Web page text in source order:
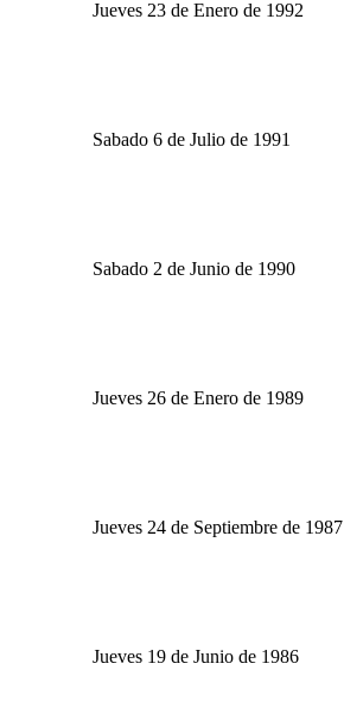
Jueves 23 de Enero de 1992
Sabado 6 de Julio de 1991
Sabado 2 de Junio de 1990
Jueves 26 de Enero de 1989
Jueves 24 de Septiembre de 1987
Jueves 19 de Junio de 1986